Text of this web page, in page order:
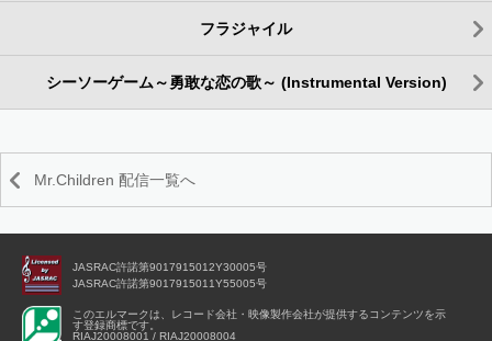
フラジャイル
シーソーゲーム～勇敢な恋の歌～ (Instrumental Version)
Mr.Children 配信一覧へ
JASRAC許諾第9017915012Y30005号
JASRAC許諾第9017915011Y55005号
このエルマークは、レコード会社・映像製作会社が提供するコンテンツを示
す登録商標です。
RIAJ20008001 / RIAJ20008004